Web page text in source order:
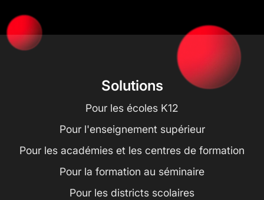
Solutions
Pour les écoles K12
Pour l'enseignement supérieur
Pour les académies et les centres de formation
Pour la formation au séminaire
Pour les districts scolaires